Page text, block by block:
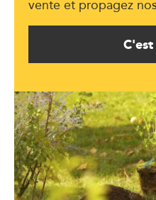
vente et propagez